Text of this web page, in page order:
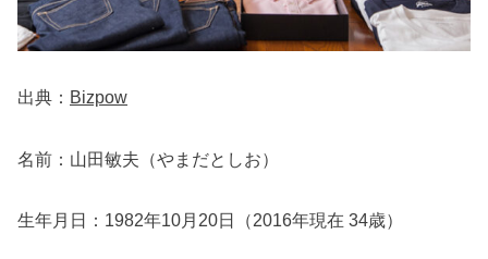
出典： Bizpow
名前：山田敏夫（やまだとしお）
生年月日：1982年10月20日（2016年現在 34歳）